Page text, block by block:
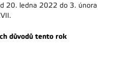
20. ledna 2022 do 3. února
důvodů tento rok